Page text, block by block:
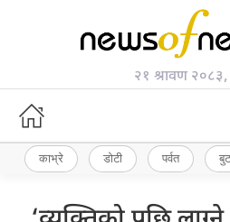
२१ श्रावण २०८३,
काभ्रे डोटी पर्वत